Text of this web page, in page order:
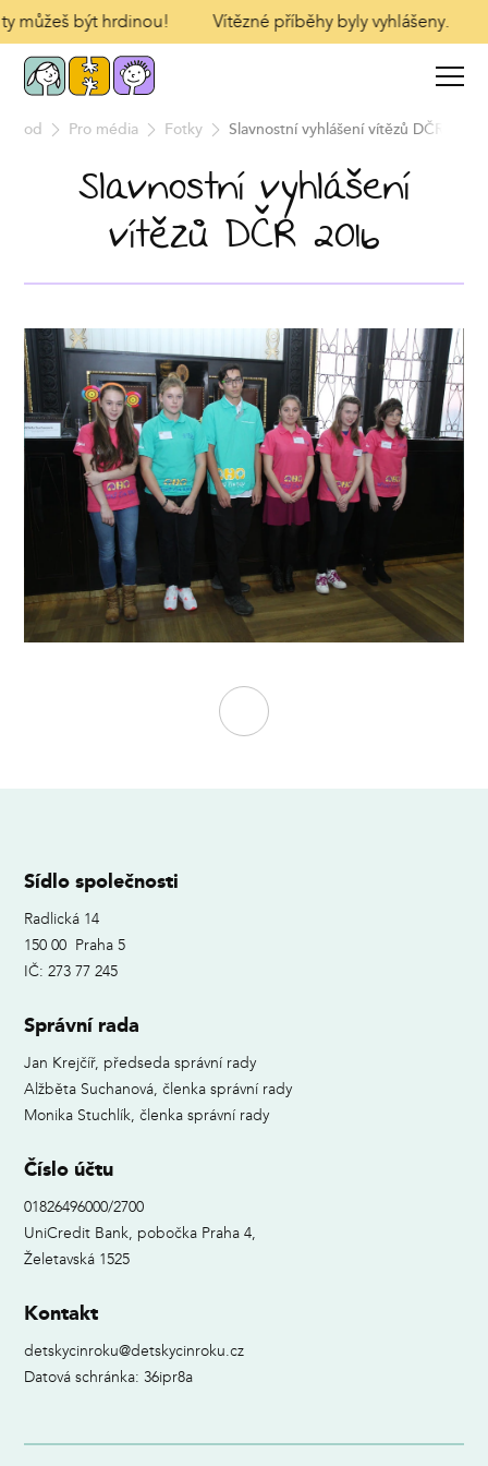
můžeš být hrdinou! Vítězné příběhy byly vyhlášeny.
Úvod Pro média Fotky Slavnostní vyhlášení vítězů DČR 2016
Slavnostní vyhlášení
vítězů DČR 2016
Sídlo společnosti
Radlická 14
150 00 Praha 5
IČ: 273 77 245
Správní rada
Jan Krejčíř, předseda správní rady
Alžběta Suchanová, členka správní rady
Monika Stuchlík, členka správní rady
Číslo účtu
01826496000/2700
UniCredit Bank, pobočka Praha 4,
Želetavská 1525
Kontakt
detskycinroku@detskycinroku.cz
Datová schránka: 36ipr8a